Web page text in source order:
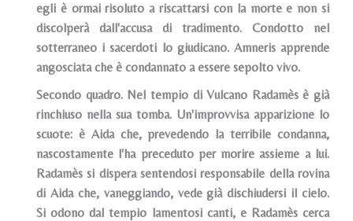
egli è ormai risoluto a riscattarsi con la morte e non si
discolperà dall'accusa di tradimento. Condotto nel
sotterraneo i sacerdoti lo giudicano. Amneris apprende
angosciata che è condannato a essere sepolto vivo.
Secondo quadro. Nel tempio di Vulcano Radamès è già
rinchiuso nella sua tomba. Un'improvvisa apparizione lo
scuote: è Aida che, prevedendo la terribile condanna,
nascostamente l'ha preceduto per morire assieme a lui.
Radamès si dispera sentendosi responsabile della rovina
di Aida che, vaneggiando, vede già dischiudersi il cielo.
Si odono dal tempio lamentosi canti, e Radamès cerca